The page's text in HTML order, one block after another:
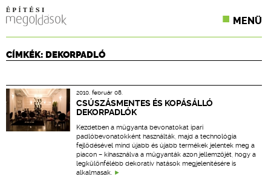
MENÜ
KONFERENCIÁK
CPR TERMÉKKIÍRÁS
ÉPÍTÉSI JOG
ONLINE KÉPZÉSEK
CÍMKÉK: DEKORPADLÓ
2010. február 08.
CSÚSZÁSMENTES ÉS KOPÁSÁLLÓ
DEKORPADLÓK
Kezdetben a műgyanta bevonatokat ipari
padlóbevonatokként használták, majd a technológia
fejlődésével mind újabb és újabb termékek jelentek meg a
piacon – kihasználva a műgyanták azon jellemzőjét, hogy a
legkülönfélébb dekoratív hatások megjelenítésére is
alkalmasak.